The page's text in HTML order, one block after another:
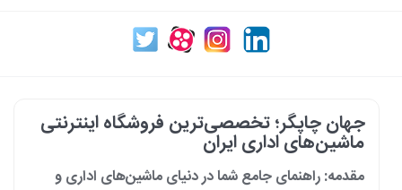
جهان چاپگر؛ تخصصی‌ترین فروشگاه اینترنتی
ماشین‌های اداری ایران
مقدمه: راهنمای جامع شما در دنیای ماشین‌های اداری و